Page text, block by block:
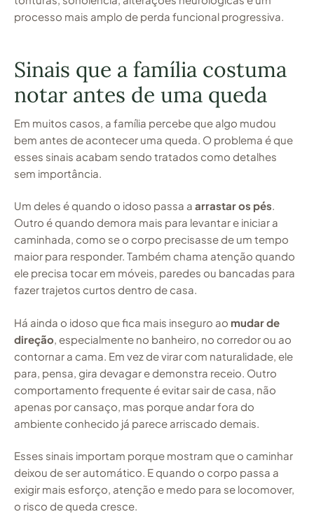
processo mais amplo de perda funcional progressiva.
Sinais que a família costuma
notar antes de uma queda
Em muitos casos, a família percebe que algo mudou
bem antes de acontecer uma queda. O problema é que
esses sinais acabam sendo tratados como detalhes
sem importância.
Um deles é quando o idoso passa a arrastar os pés.
Outro é quando demora mais para levantar e iniciar a
caminhada, como se o corpo precisasse de um tempo
maior para responder. Também chama atenção quando
ele precisa tocar em móveis, paredes ou bancadas para
fazer trajetos curtos dentro de casa.
Há ainda o idoso que fica mais inseguro ao mudar de
direção , especialmente no banheiro, no corredor ou ao
contornar a cama. Em vez de virar com naturalidade, ele
para, pensa, gira devagar e demonstra receio. Outro
comportamento frequente é evitar sair de casa, não
apenas por cansaço, mas porque andar fora do
ambiente conhecido já parece arriscado demais.
Esses sinais importam porque mostram que o caminhar
deixou de ser automático. E quando o corpo passa a
exigir mais esforço, atenção e medo para se locomover,
o risco de queda cresce.